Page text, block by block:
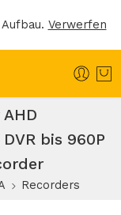
Verwerfen
bis 960P
Recorders